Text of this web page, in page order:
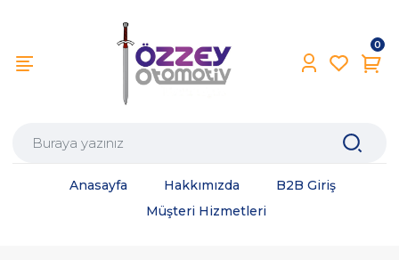
0
Anasayfa Hakkımızda
B2B Giriş
Müşteri Hizmetleri